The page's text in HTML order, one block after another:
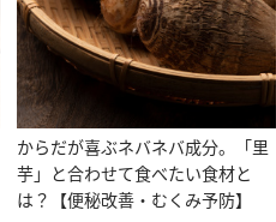
からだが喜ぶネバネバ成分。「里
芋」と合わせて食べたい食材と
は？【便秘改善・むくみ予防】